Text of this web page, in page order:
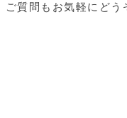
ご質問もお気軽にどう